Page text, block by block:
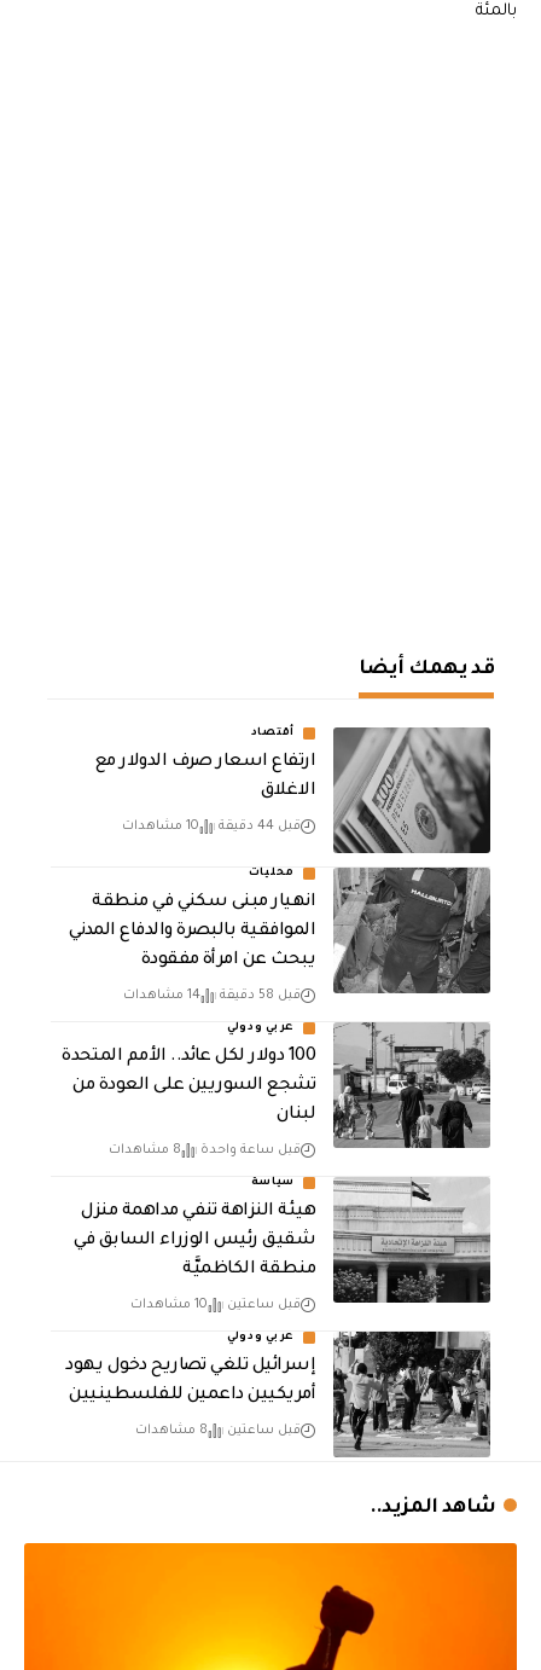
بالمئة
قد يهمك أيضا
أقتصاد
ارتفاع اسعار صرف الدولار مع
الاغلاق
قبل 44 دقيقة 10 مشاهدات
محليات
انهيار مبنى سكني في منطقة
الموافقية بالبصرة والدفاع المدني
يبحث عن امرأة مفقودة
قبل 58 دقيقة 14 مشاهدات
عربي ودولي
100 دولار لكل عائد.. الأمم المتحدة
تشجع السوريين على العودة من
لبنان
قبل ساعة واحدة 8 مشاهدات
سياسة
هيئة النزاهة تنفي مداهمة منزل
شقيق رئيس الوزراء السابق في
منطقة الكاظميَّة
قبل ساعتين 10 مشاهدات
عربي ودولي
إسرائيل تلغي تصاريح دخول يهود
أمريكيين داعمين للفلسطينيين
قبل ساعتين 8 مشاهدات
شاهد المزيد..